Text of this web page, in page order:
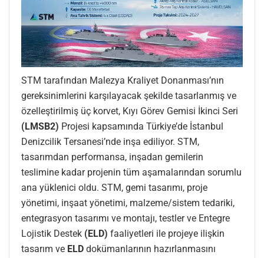
STM tarafından Malezya Kraliyet Donanması’nın
gereksinimlerini karşılayacak şekilde tasarlanmış ve
özelleştirilmiş üç korvet, Kıyı Görev Gemisi İkinci Seri
(LMSB2) Projesi kapsamında Türkiye’de İstanbul
Denizcilik Tersanesi’nde inşa ediliyor. STM,
tasarımdan performansa, inşadan gemilerin
teslimine kadar projenin tüm aşamalarından sorumlu
ana yüklenici oldu. STM, gemi tasarımı, proje
yönetimi, inşaat yönetimi, malzeme/sistem tedariki,
entegrasyon tasarımı ve montajı, testler ve Entegre
Lojistik Destek (ELD) faaliyetleri ile projeye ilişkin
tasarım ve ELD dokümanlarının hazırlanmasını